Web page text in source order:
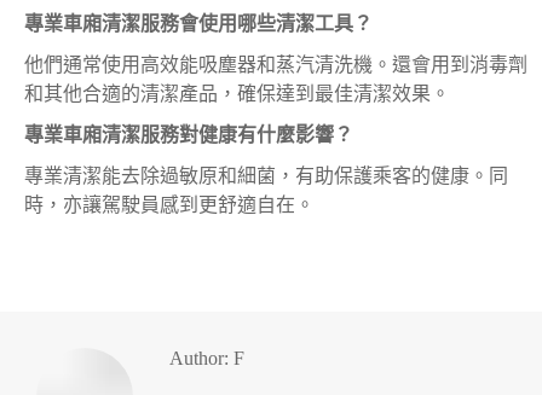
專業車廂清潔服務會使用哪些清潔工具？
他們通常使用高效能吸塵器和蒸汽清洗機。還會用到消毒劑
和其他合適的清潔產品，確保達到最佳清潔效果。
專業車廂清潔服務對健康有什麼影響？
專業清潔能去除過敏原和細菌，有助保護乘客的健康。同
時，亦讓駕駛員感到更舒適自在。
Author: F